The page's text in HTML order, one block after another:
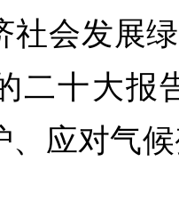
会发展绿
二十大报
应对气